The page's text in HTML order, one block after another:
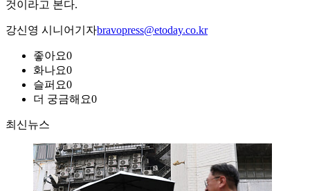
것이라고 본다.
강신영 시니어기자bravopress@etoday.co.kr
좋아요0
화나요0
슬퍼요0
더 궁금해요0
최신뉴스